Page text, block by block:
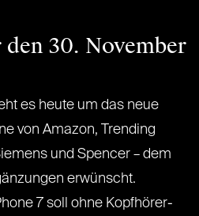
30. November
es heute um das neue
von Amazon, Trending
und Spencer – dem
erwünscht.
7 soll ohne Kopfhörer-